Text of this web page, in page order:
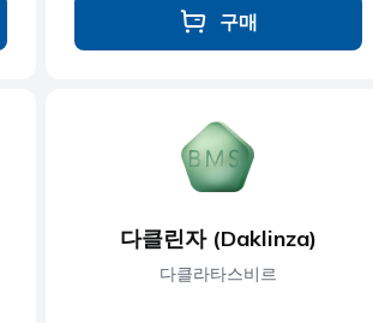
구매
다클린자 (Daklinza)
다클라타스비르